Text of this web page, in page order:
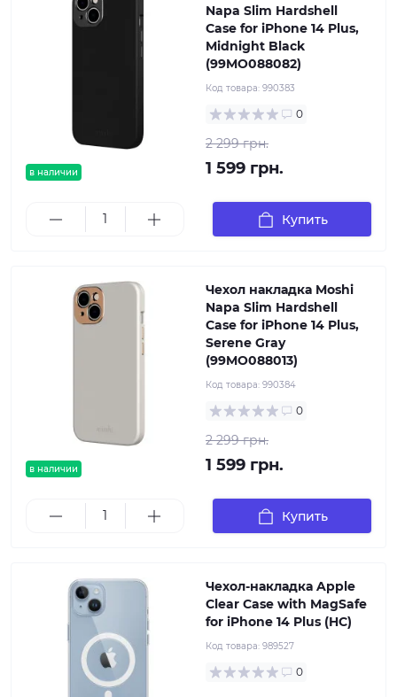
в наличии
Napa Slim Hardshell
Case for iPhone 14 Plus,
Midnight Black
(99MO088082)
Код товара: 990383
0
2 299 грн.
1 599 грн.
Купить
в наличии
Чехол накладка Moshi
Napa Slim Hardshell
Case for iPhone 14 Plus,
Serene Gray
(99MO088013)
Код товара: 990384
0
2 299 грн.
1 599 грн.
Купить
Чехол-накладка Apple
Clear Case with MagSafe
for iPhone 14 Plus (HC)
Код товара: 989527
0